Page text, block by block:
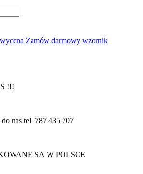
Zamów darmowy wzornik
!!!
nas tel. 787 435 707
SĄ W POLSCE